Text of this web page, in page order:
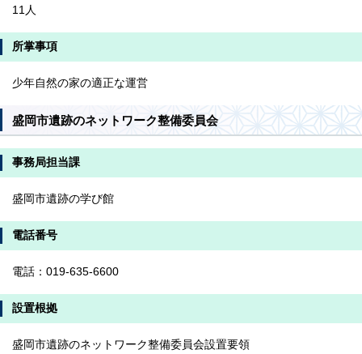
11人
所掌事項
少年自然の家の適正な運営
盛岡市遺跡のネットワーク整備委員会
事務局担当課
盛岡市遺跡の学び館
電話番号
電話：019-635-6600
設置根拠
盛岡市遺跡のネットワーク整備委員会設置要領